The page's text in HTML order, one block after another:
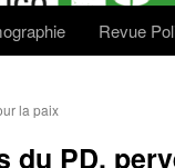
Revue
la paix
du PD,